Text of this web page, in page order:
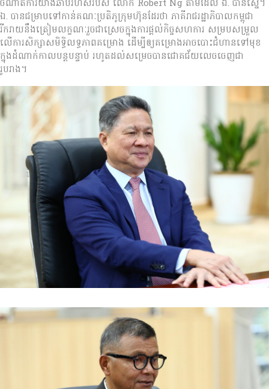
ចំណាត់ការយ៉ាងឆាប់រហ័សរបស់ លោក Robert Ng តាមដែល ឯ. បានស្នើ។
ឯ. បានជម្រាបទៅកាន់គណៈប្រតិភូក្រុមហ៊ុនដែរថា ភាគីរាជរដ្ឋាភិបាលកម្ពុជា
រីករាយនឹងត្រៀមលក្ខណៈរួចជាស្រេចក្នុងការផ្តល់កិច្ចសហការ សម្របសម្រួល
លើការសិក្សាសមិទ្ធិលទ្ធភាពគម្រោង ដើម្បីឲ្យគម្រោងអាចបោះជំហានទៅមុខ
ក្នុងដំណាក់កាលបន្តបន្ទាប់ រហូតដល់សម្រេចបានជោគជ័យលេចចេញជា
រូបរាង។